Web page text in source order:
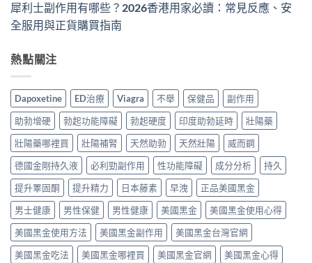
犀利士副作用有哪些？2026香港用家必讀：常見反應、安
全服用與正貨購買指南
熱點關注
Dapoxetine ED治療 Viagra 不舉 保健品
副作用
助勃增硬
勃起功能障礙 勃起硬度 印度助勃延時
壯陽藥
壯陽藥哪裡買
壯陽補腎 天然助勃 天然壯陽
威而鋼
德國金剛持久液
必利勁副作用 性功能障礙 成分分析
持久
提升睪固酮
提升精力 日本藤素 早洩
正品美國黑金
男士健康
男性保健 男性健康 美國黑金
美國黑金使用心得
美國黑金使用方法
美國黑金副作用
美國黑金台灣官網
美國黑金吃法
美國黑金哪裡買 美國黑金官網
美國黑金心得